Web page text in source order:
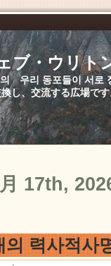
ブ・ウリト
우리 동포들이 서로
し、交流する広場で
17th,
력사적사